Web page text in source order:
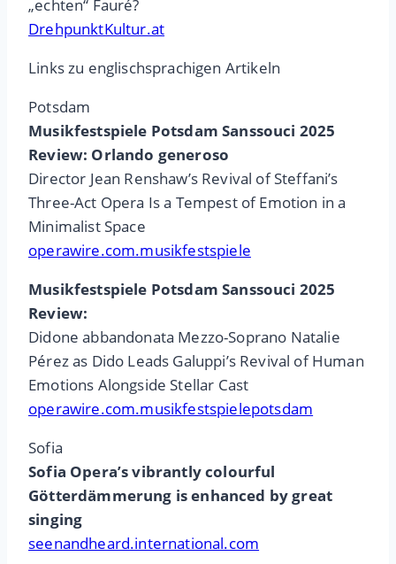
„echten“ Fauré?
DrehpunktKultur.at
Links zu englischsprachigen Artikeln
Potsdam
Musikfestspiele Potsdam Sanssouci 2025
Review: Orlando generoso
Director Jean Renshaw’s Revival of Steffani’s
Three-Act Opera Is a Tempest of Emotion in a
Minimalist Space
operawire.com.musikfestspiele
Musikfestspiele Potsdam Sanssouci 2025
Review:
Didone abbandonata Mezzo-Soprano Natalie
Pérez as Dido Leads Galuppi’s Revival of Human
Emotions Alongside Stellar Cast
operawire.com.musikfestspielepotsdam
Sofia
Sofia Opera’s vibrantly colourful
Götterdämmerung is enhanced by great
singing
seenandheard.international.com